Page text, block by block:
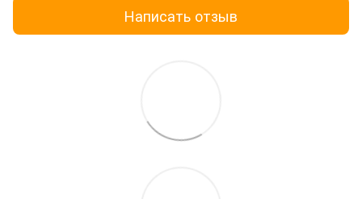
Написать отзыв